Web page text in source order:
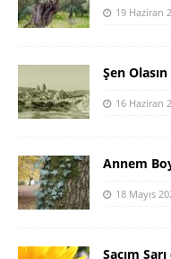
19 Haziran
Şen
16 Haziran
Annem
18 Mayıs
Saçım